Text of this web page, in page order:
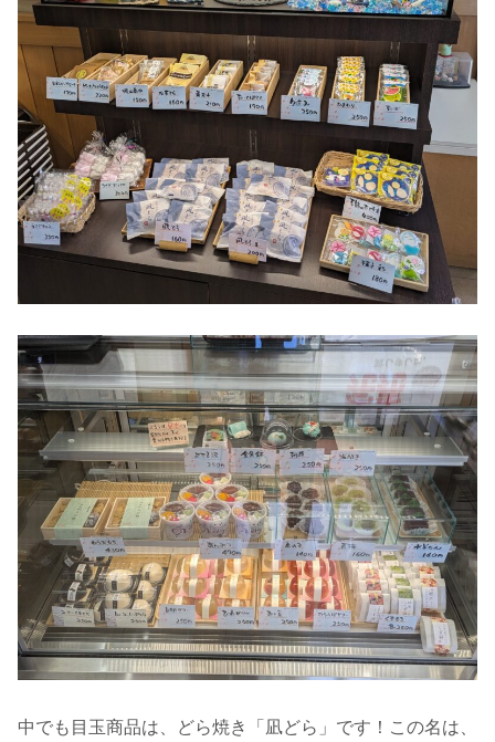
中でも目玉商品は、どら焼き「凪どら」です！この名は、